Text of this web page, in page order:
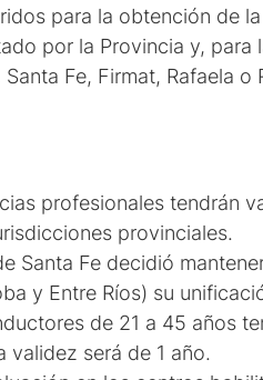
para la obtención de
por la Provincia y,
Fe, Firmat, Rafaela o
profesionales tendrán
provinciales.
Santa Fe decidió
y Entre Ríos) su
de 21 a 45 años
será de 1 año.